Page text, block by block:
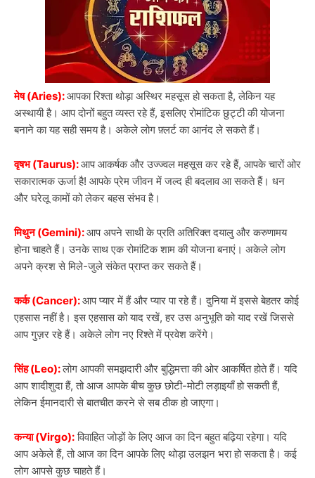
मेष (Aries):आपका रिश्ता थोड़ा अस्थिर महसूस हो सकता है, लेकिन यह
अस्थायी है। आप दोनों बहुत व्यस्त रहे हैं, इसलिए रोमांटिक छुट्टी की योजना
बनाने का यह सही समय है। अकेले लोग फ़्लर्ट का आनंद ले सकते हैं।
वृषभ (Taurus):आप आकर्षक और उज्ज्वल महसूस कर रहे हैं, आपके चारों ओर
सकारात्मक ऊर्जा है! आपके प्रेम जीवन में जल्द ही बदलाव आ सकते हैं। धन
और घरेलू कामों को लेकर बहस संभव है।
मिथुन (Gemini):आप अपने साथी के प्रति अतिरिक्त दयालु और करुणामय
होना चाहते हैं। उनके साथ एक रोमांटिक शाम की योजना बनाएं। अकेले लोग
अपने क्रश से मिले-जुले संकेत प्राप्त कर सकते हैं।
कर्क (Cancer):आप प्यार में हैं और प्यार पा रहे हैं। दुनिया में इससे बेहतर कोई
एहसास नहीं है। इस एहसास को याद रखें, हर उस अनुभूति को याद रखें जिससे
आप गुज़र रहे हैं। अकेले लोग नए रिश्ते में प्रवेश करेंगे।
सिंह (Leo):लोग आपकी समझदारी और बुद्धिमत्ता की ओर आकर्षित होते हैं। यदि
आप शादीशुदा हैं, तो आज आपके बीच कुछ छोटी-मोटी लड़ाइयाँ हो सकती हैं,
लेकिन ईमानदारी से बातचीत करने से सब ठीक हो जाएगा।
कन्या (Virgo):विवाहित जोड़ों के लिए आज का दिन बहुत बढ़िया रहेगा। यदि
आप अकेले हैं, तो आज का दिन आपके लिए थोड़ा उलझन भरा हो सकता है। कई
लोग आपसे कुछ चाहते हैं।